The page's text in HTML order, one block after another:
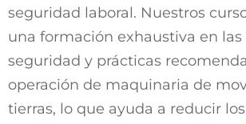
seguridad laboral. Nuestros
una formación exhaustiva en
seguridad y prácticas
operación de maquinaria de
tierras, lo que ayuda a reducir